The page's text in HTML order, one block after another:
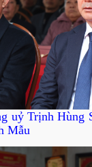
uỷ Trịnh Hùng
Mẫu